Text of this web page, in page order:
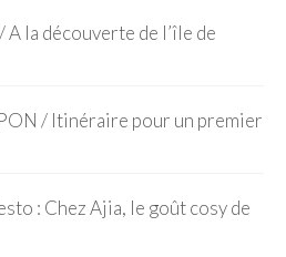
A la découverte de l’île de
/ Itinéraire pour un premier
: Chez Ajia, le goût cosy de